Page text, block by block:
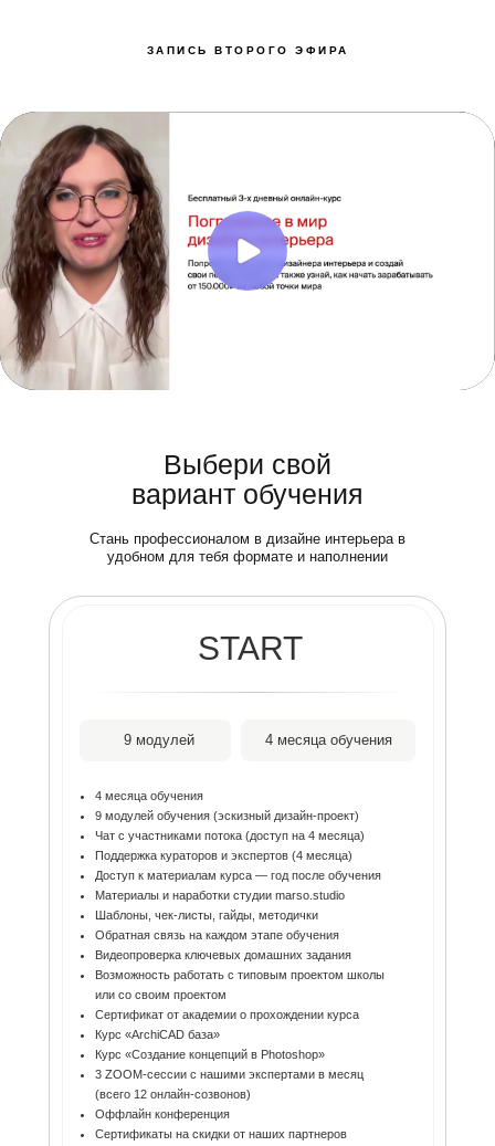
ЗАПИСЬ ВТОРОГО ЭФИРА
Стань профессионалом в дизайне интерьера в
удобном для тебя формате и наполнении
Выбери свой
вариант обучения
4 месяца обучения
9 модулей обучения (эскизный дизайн-проект)
Чат с участниками потока (доступ на 4 месяца)
Поддержка кураторов и экспертов (4 месяца)
Доступ к материалам курса — год после обучения
Материалы и наработки студии marso.studio
Шаблоны, чек-листы, гайды, методички
Обратная связь на каждом этапе обучения
Видеопроверка ключевых домашних задания
Возможность работать с типовым проектом школы
или со своим проектом
Сертификат от академии о прохождении курса
Курс «ArchiCAD база»
Курс «Создание концепций в Photoshop»
3 ZOOM-сессии с нашими экспертами в месяц
(всего 12 онлайн-созвонов)
Оффлайн конференция
Сертификаты на скидки от наших партнеров
START
4 месяца обучения
9 модулей